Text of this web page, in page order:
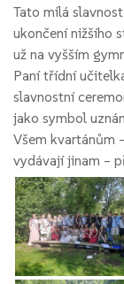
Tato milá
ukončení nižšího
už na vyšším
Paní třídní
slavnostní
jako symbol
Všem kvartánům
vydávají jinam –